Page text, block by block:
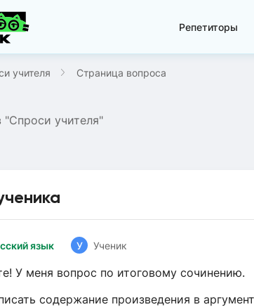
Репетиторы
учителя Страница вопроса
"Спроси учителя"
язык У Ученик
У меня вопрос по итоговому сочинению.
содержание произведения в